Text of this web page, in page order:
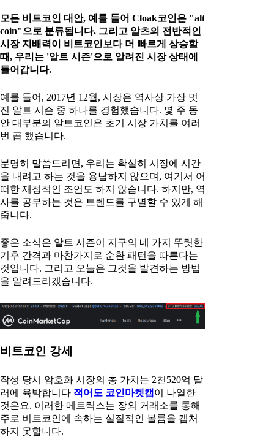
모든 비트코인 대안, 예를 들어 Cloak코인은 "alt
coin"으로 분류됩니다. 그리고 알츠의 전반적인
시장 지배력이 비트코인보다 더 빠르게 상승할
때, 우리는 '알트 시즌'으로 알려진 시장 상태에
들어갑니다.
예를 들어, 2017년 12월, 시장은 역사상 가장 멋
진 알트 시즌 중 하나를 경험했습니다. 몇 주 동
안 대부분의 알트코인은 초기 시장 가치를 여러
번 곱 했습니다.
분명히 말씀드리면, 우리는 확실히 시장에 시간
을 내려고 하는 것을 용납하지 않으며, 여기서 어
떠한 재정적인 조언도 하지 않습니다. 하지만, 역
사를 공부하는 것은 트렌드를 구별할 수 있게 해
줍니다.
좋은 소식은 알트 시즌이 지구의 네 가지 뚜렷한
기후 간격과 마찬가지로 순환 패턴을 따른다는
것입니다. 그리고 오늘은 그것을 발견하는 방법
을 알려드리겠습니다.
비트코인 강세
작성 당시 암호화 시장의 총 가치는 2천520억 달
러에 육박합니다 적어도 코인마켓캡 이 나열한
것은요. 이러한 메트릭스는 장외 거래소를 통해
주로 비트코인에 속하는 실질적인 볼륨을 캡처
하지 못합니다.